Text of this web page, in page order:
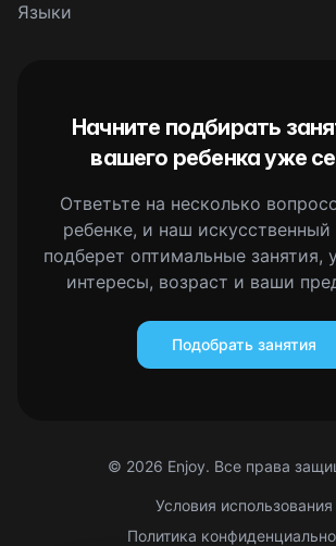
Языки
Начните подбирать
вашего ребенка уже
Ответьте на несколько
ребенке, и наш искусственный
подберет оптимальные занятия,
интересы, возраст и ваши
Подобрать занятия
© 2026 Enjoy. Все права
Условия использования
Политика